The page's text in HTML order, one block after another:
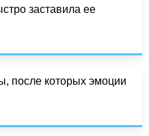
заставила ее
после которых эмоции